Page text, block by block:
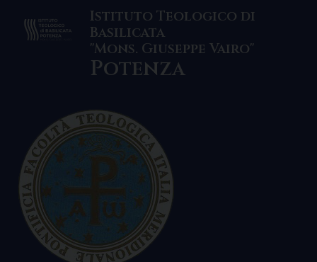
content
Istituto Teologico di
Basilicata
"Mons. Giuseppe Vairo"
Potenza